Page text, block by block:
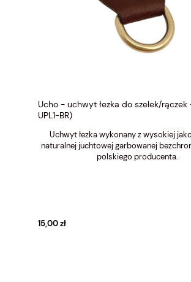
Ucho - uchwyt łezka do szelek/
UPL1-BR)
Uchwyt łezka wykonany z wysokiej
naturalnej juchtowej garbowanej
polskiego producenta.
15,00 zł